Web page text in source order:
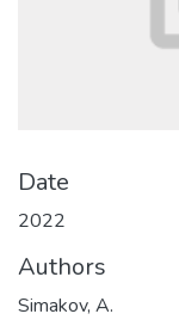
Date
2022
Authors
Simakov, A.